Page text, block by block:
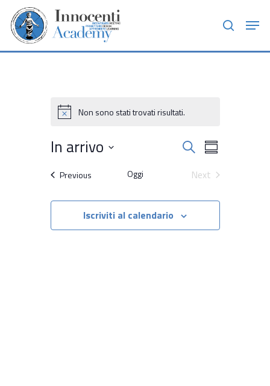
Skip
main
search
NoticeNon sono stati trovati risultati.
Attività
Ricerca
e
viste
CercaAttività
Navigazione
Summary
In arrivo
date.
PreviousAttività Oggi
Next
Iscriviti al calendario